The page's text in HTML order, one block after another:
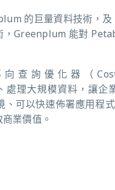
的巨量資料技術，
，Greenplum 能對
查詢優化器（
理大規模資料，讓企
可以快速佈署應用程
業價值。